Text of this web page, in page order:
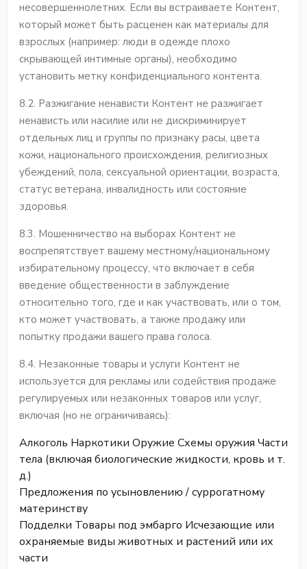
несовершеннолетних. Если вы встраиваете Контент,
который может быть расценен как материалы для
взрослых (например: люди в одежде плохо
скрывающей интимные органы), необходимо
установить метку конфиденциального контента.
8.2. Разжигание ненависти Контент не разжигает
ненависть или насилие или не дискриминирует
отдельных лиц и группы по признаку расы, цвета
кожи, национального происхождения, религиозных
убеждений, пола, сексуальной ориентации, возраста,
статус ветерана, инвалидность или состояние
здоровья.
8.3. Мошенничество на выборах Контент не
воспрепятствует вашему местному/национальному
избирательному процессу, что включает в себя
введение общественности в заблуждение
относительно того, где и как участвовать, или о том,
кто может участвовать, а также продажу или
попытку продажи вашего права голоса.
8.4. Незаконные товары и услуги Контент не
используется для рекламы или содействия продаже
регулируемых или незаконных товаров или услуг,
включая (но не ограничиваясь):
Алкоголь Наркотики Оружие Схемы оружия Части
тела (включая биологические жидкости, кровь и т.
д.)
Предложения по усыновлению / суррогатному
материнству
Подделки Товары под эмбарго Исчезающие или
охраняемые виды животных и растений или их
части